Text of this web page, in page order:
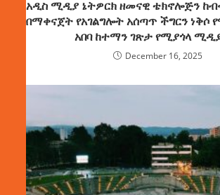
አዲስ ሚዲያ ኔትዎርክ ዘመናዊ ቴክኖሎጅን
በማቀናጀት የአገልግሎት አሰጣጥ ችግርን ነቅሶ
አበባ ከተማን ገጽታ የሚያጎላ
December 16, 2025